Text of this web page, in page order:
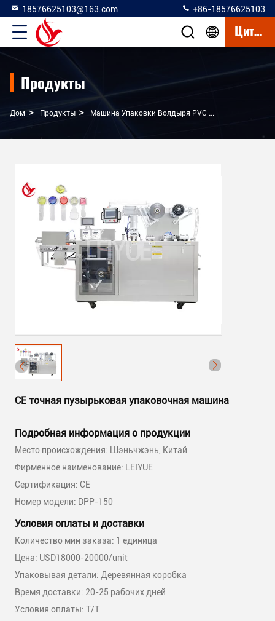
18576625103@163.com +86-18576625103
Цитата
Продукты
Дом > Продукты > Машина Упаковки Волдыря PVC Alu
CE точная пузырьковая упаковочная машина
Подробная информация о продукции
Место происхождения: Шэньчжэнь, Китай
Фирменное наименование: LEIYUE
Сертификация: CE
Номер модели: DPP-150
Условия оплаты и доставки
Количество мин заказа: 1 единица
Цена: USD18000-20000/unit
Упаковывая детали: Деревянная коробка
Время доставки: 20-25 рабочих дней
Условия оплаты: T/T